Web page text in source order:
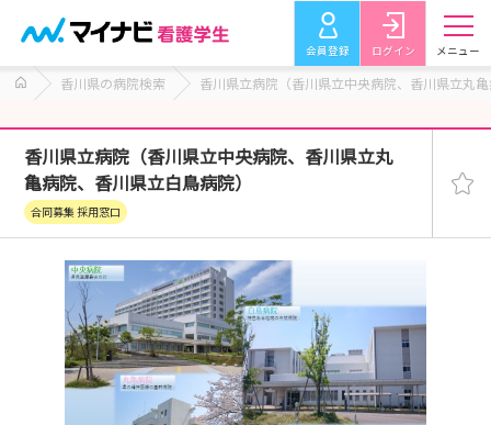
会員登録 ログイン メニュー
香川県の病院検索 香川県立病院（香川県立中央病院、香川県立丸
香川県立病院（香川県立中央病院、香川県立丸
亀病院、香川県立白鳥病院）
合同募集 採用窓口